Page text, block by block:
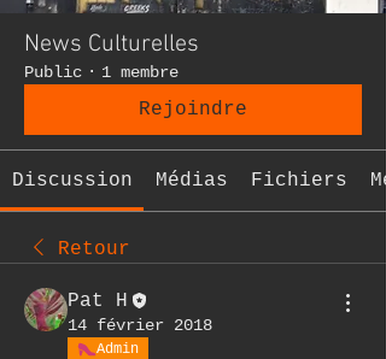
News Culturelles
Public · 1 membre
Rejoindre
Discussion Médias Fichiers
Retour
Pat H
14 février 2018
Admin